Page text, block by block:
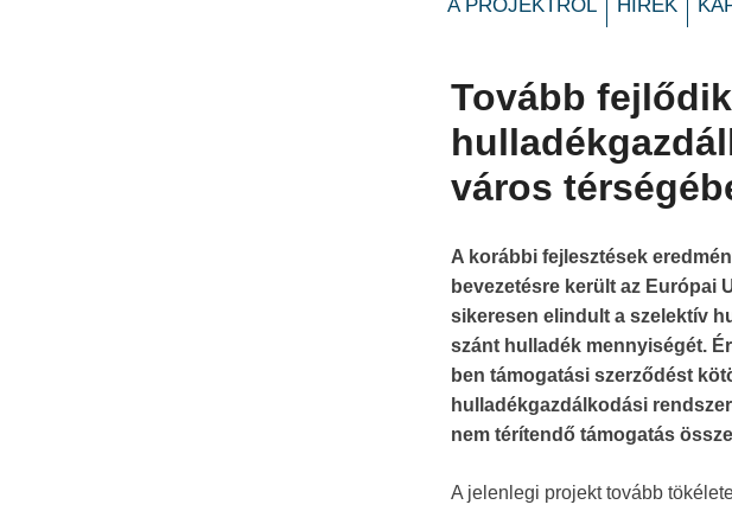
A PROJEKTRŐL HÍREK
Tovább
város
A korábbi fejlesztések
bevezetésre került az Európai
sikeresen elindult a szelektív
szánt hulladék mennyiségét.
ben támogatási szerződést
hulladékgazdálkodási
nem térítendő támogatás
A jelenlegi projekt tovább